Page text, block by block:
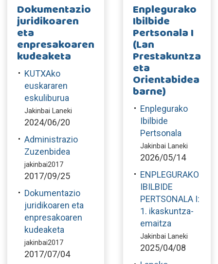
Dokumentazio
juridikoaren
eta
enpresakoaren
kudeaketa
KUTXAko
euskararen
eskuliburua
Jakinbai Laneki
2024/06/20
Administrazio
Zuzenbidea
jakinbai2017
2017/09/25
Dokumentazio
juridikoaren eta
enpresakoaren
kudeaketa
jakinbai2017
2017/07/04
Enplegurako
Ibilbide
Pertsonala I
(Lan
Prestakuntza
eta
Orientabidea
barne)
Enplegurako
Ibilbide
Pertsonala
Jakinbai Laneki
2026/05/14
ENPLEGURAKO
IBILBIDE
PERTSONALA I:
1. ikaskuntza-
emaitza
Jakinbai Laneki
2025/04/08